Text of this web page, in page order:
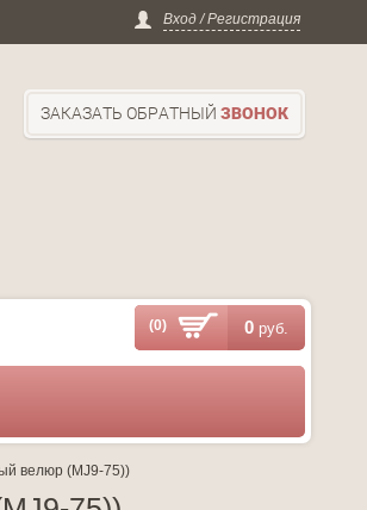
Вход / Регистрация
ЗАКАЗАТЬ ОБРАТНЫЙ ЗВОНОК
(0) 0 руб.
велюр (MJ9-75))